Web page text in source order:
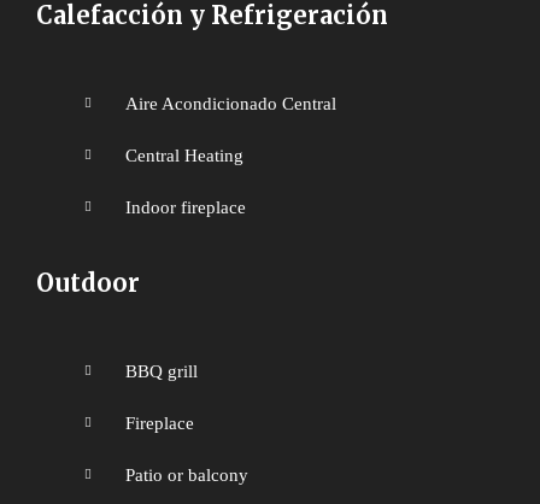
Calefacción y Refrigeración
Aire Acondicionado Central
Central Heating
Indoor fireplace
Outdoor
BBQ grill
Fireplace
Patio or balcony